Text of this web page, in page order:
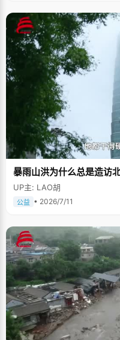
暴雨山洪为什么总是造访北
UP主: LAO胡
公益 • 2026/7/11